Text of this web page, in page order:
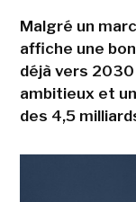
Malgré un
affiche une
déjà vers
ambitieux et
des 4,5